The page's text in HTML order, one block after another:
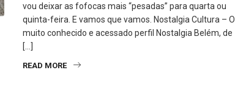
vou deixar as fofocas mais “pesadas” para quarta ou
quinta-feira. E vamos que vamos. Nostalgia Cultura – O
muito conhecido e acessado perfil Nostalgia Belém, de
[…]
READ MORE